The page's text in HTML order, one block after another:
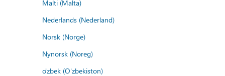
Malti (Malta)
Nederlands (Nederland)
Norsk (Norge)
Nynorsk (Noreg)
o'zbek (O'zbekiston)